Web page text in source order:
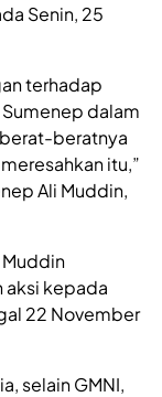
Senin, 25
terhadap
dalam
beratnya
itu,”
Ali Muddin,
Muddin
aksi kepada
22 November
selain GMNI,